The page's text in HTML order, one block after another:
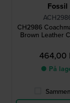
Fossil
CH2986
Brown Leather
464,00
● På